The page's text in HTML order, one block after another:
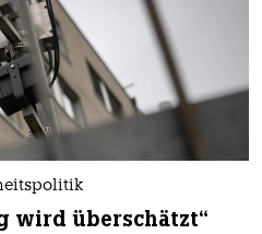
wird überschätzt“